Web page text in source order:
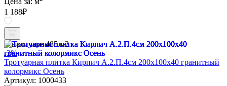
1 188₽
В наличии: 485 м2
-3%
Тротуарная плитка Кирпич А.2.П.4см 200х100х40 гранитный
колормикс Осень
Артикул: 1000433